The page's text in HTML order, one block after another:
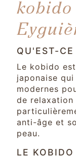
QU'EST-
Le kobido
japonaise
modernes
de
anti-âge et
peau.
LE KOBIDO